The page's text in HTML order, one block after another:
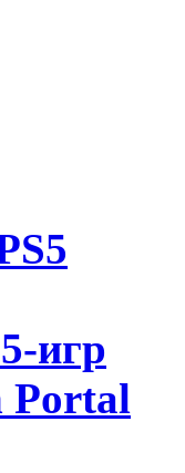
игр
Portal